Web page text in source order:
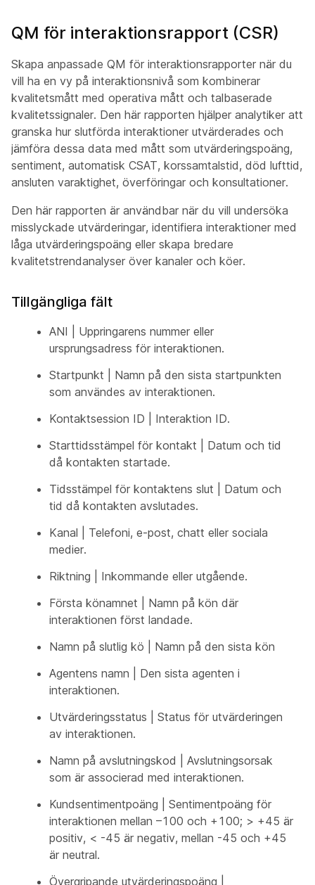
QM för interaktionsrapport (CSR)
Skapa anpassade QM för interaktionsrapporter när du
vill ha en vy på interaktionsnivå som kombinerar
kvalitetsmått med operativa mått och talbaserade
kvalitetssignaler. Den här rapporten hjälper analytiker att
granska hur slutförda interaktioner utvärderades och
jämföra dessa data med mått som utvärderingspoäng,
sentiment, automatisk CSAT, korssamtalstid, död lufttid,
ansluten varaktighet, överföringar och konsultationer.
Den här rapporten är användbar när du vill undersöka
misslyckade utvärderingar, identifiera interaktioner med
låga utvärderingspoäng eller skapa bredare
kvalitetstrendanalyser över kanaler och köer.
Tillgängliga fält
ANI | Uppringarens nummer eller
ursprungsadress för interaktionen.
Startpunkt | Namn på den sista startpunkten
som användes av interaktionen.
Kontaktsession ID | Interaktion ID.
Starttidsstämpel för kontakt | Datum och tid
då kontakten startade.
Tidsstämpel för kontaktens slut | Datum och
tid då kontakten avslutades.
Kanal | Telefoni, e-post, chatt eller sociala
medier.
Riktning | Inkommande eller utgående.
Första könamnet | Namn på kön där
interaktionen först landade.
Namn på slutlig kö | Namn på den sista kön
Agentens namn | Den sista agenten i
interaktionen.
Utvärderingsstatus | Status för utvärderingen
av interaktionen.
Namn på avslutningskod | Avslutningsorsak
som är associerad med interaktionen.
Kundsentimentpoäng | Sentimentpoäng för
interaktionen mellan –100 och +100; > +45 är
positiv, < -45 är negativ, mellan -45 och +45
är neutral.
Övergripande utvärderingspoäng |